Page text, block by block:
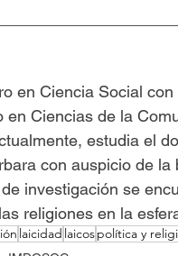
en Ciencia Social
en Ciencias de la
estudia el
con auspicio de
investigación se
religiones en la
laicidad laicospolítica y